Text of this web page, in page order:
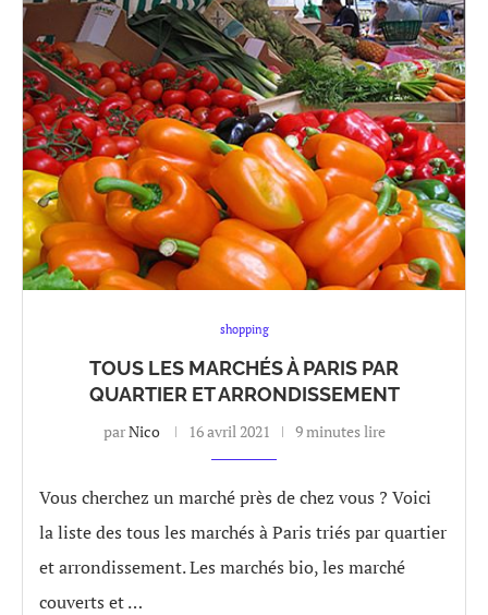
shopping
TOUS LES MARCHÉS À PARIS PAR
QUARTIER ET ARRONDISSEMENT
parNico 16 avril 2021 9 minutes lire
Vous cherchez un marché près de chez vous ? Voici
la liste des tous les marchés à Paris triés par quartier
et arrondissement. Les marchés bio, les marché
couverts et …